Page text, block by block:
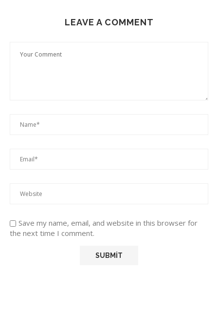
LEAVE A COMMENT
Save my name, email, and website in this browser for
the next time I comment.